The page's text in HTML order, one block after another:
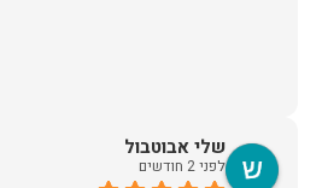
שלי אבוטבול
לפני 2 חודשים